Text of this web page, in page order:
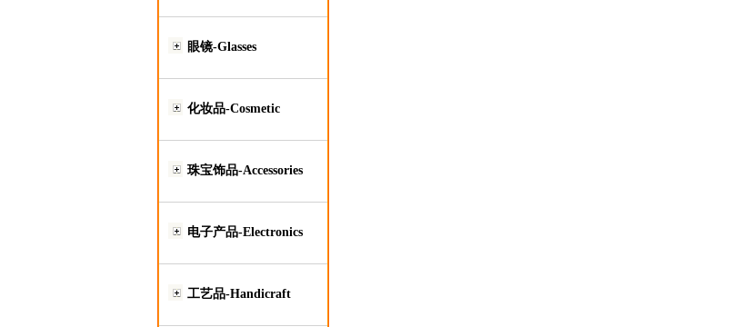
眼镜-Glasses
化妆品-Cosmetic
珠宝饰品-Accessories
电子产品-Electronics
工艺品-Handicraft